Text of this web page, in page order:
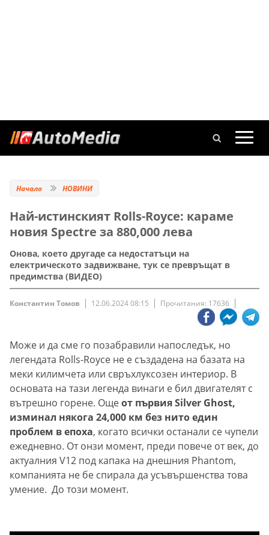
Начало НОВИНИ
Най-истинският Rolls-Royce: караме
новия Spectre за 880,000 лева
Онова, което другаде са недостатъци на
електрическото задвижване, тук се превръщат в
предимства (ВИДЕО)
Константин Томов 12.06.2024 08:15 Прочитания: 17636
Може и да сме го позабравили напоследък, но
легендата Rolls-Royce не е създадена на базата на
меки килимчета или свръхлуксозен интериор. В
основата на тази легенда винаги е бил двигателят с
вътрешно горене. Ощеот първия Silver Ghost,
изминал някога 24,000 км без нито един
проблем в епоха, когато всички останали се чупели
ежедневно. От онзи момент, преди повече от век, до
актуалния V12 под капака на днешния Phantom,
компанията не бе спирала да усъвършенства това
умение. До този момент.